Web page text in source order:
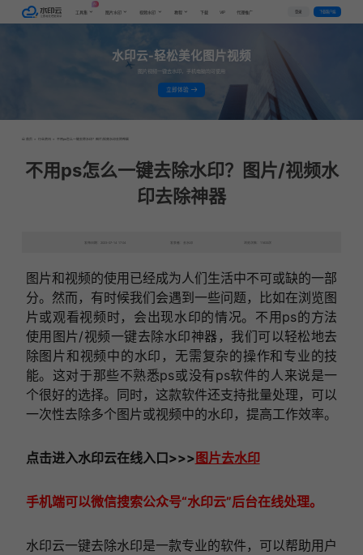
工具集 图片水印 视频水印 教程 下载 VIP 代理推广 登录 下载客户端
水印云-轻松美化图片视频
图片视频一键去水印，手机电脑均可使用
立即体验
首页 > 行业资讯 > 不用ps怎么一键去除水印？图片/视频水印去除神器
不用ps怎么一键去除水印？图片/视频水
印去除神器
发布日期：2023-07-14 17:04 发表者：去水印 浏览次数：11633次
图片和视频的使用已经成为人们生活中不可或缺的一部
分。然而，有时候我们会遇到一些问题，比如在浏览图
片或观看视频时，会出现水印的情况。不用ps的方法
使用图片/视频一键去除水印神器，我们可以轻松地去
除图片和视频中的水印，无需复杂的操作和专业的技
能。这对于那些不熟悉ps或没有ps软件的人来说是一
个很好的选择。同时，这款软件还支持批量处理，可以
一次性去除多个图片或视频中的水印，提高工作效率。
点击进入水印云在线入口>>>图片去水印
手机端可以微信搜索公众号“水印云”后台在线处理。
水印云一键去除水印是一款专业的软件，可以帮助用户